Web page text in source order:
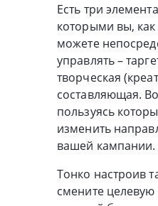
Есть три
которыми вы,
можете
управлять –
творческая
составляющая.
пользуясь
изменить
вашей кампании.
Тонко настроив
смените